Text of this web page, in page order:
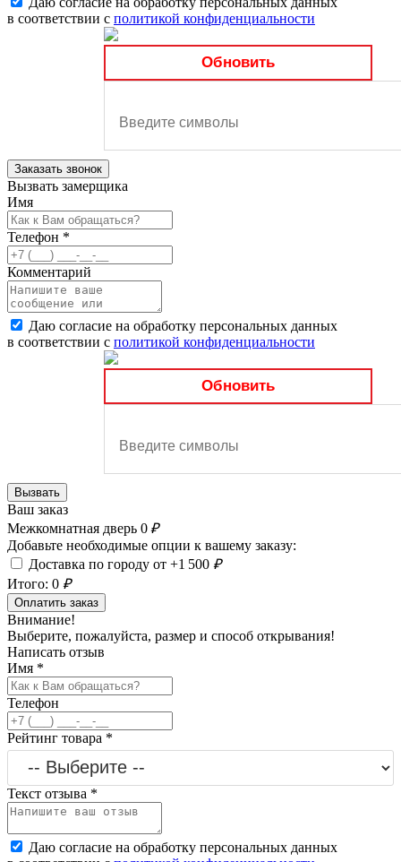
в соответствии с политикой конфиденциальности
Обновить
Заказать звонок
Вызвать замерщика
Имя
Телефон *
Комментарий
Даю согласие на обработку персональных данных
в соответствии с политикой конфиденциальности
Обновить
Вызвать
Ваш заказ
Межкомнатная дверь 0₽
Добавьте необходимые опции к вашему заказу:
Доставка по городу от +1 500 ₽
Итого: 0 ₽
Оплатить заказ
Внимание!
Выберите, пожалуйста, размер и способ открывания!
Написать отзыв
Имя *
Телефон
Рейтинг товара *
Текст отзыва *
Даю согласие на обработку персональных данных